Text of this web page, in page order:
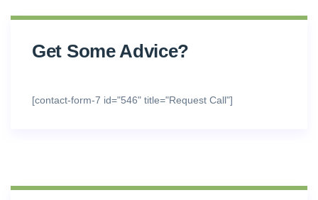
Get Some Advice?
[contact-form-7 id="546" title="Request Call"]